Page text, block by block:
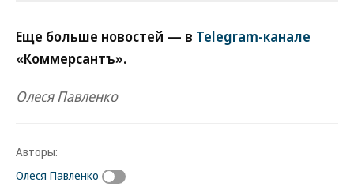
Еще больше новостей — в Telegram-канале
«Коммерсантъ».
Олеся Павленко
Авторы:
Олеся Павленко